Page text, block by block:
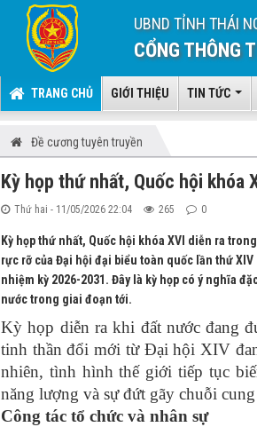
UBND TỈNH THÁI
CỔNG THÔNG
TRANG CHỦ GIỚI THIỆU TIN TỨC
Đề cương tuyên truyền
Kỳ họp thứ nhất, Quốc hội khóa
Thứ hai - 11/05/2026 22:04 265 0
Kỳ họp thứ nhất, Quốc hội khóa XVI diễn ra
rực rỡ của Đại hội đại biểu toàn quốc lần thứ
nhiệm kỳ 2026-2031. Đây là kỳ họp có ý nghĩa
nước trong giai đoạn tới.
Kỳ họp diễn ra khi đất nước đang
tinh thần đổi mới từ Đại hội XIV
nhiên, tình hình thế giới tiếp tục
năng lượng và sự đứt gãy chuỗi
Công tác tổ chức và nhân sự